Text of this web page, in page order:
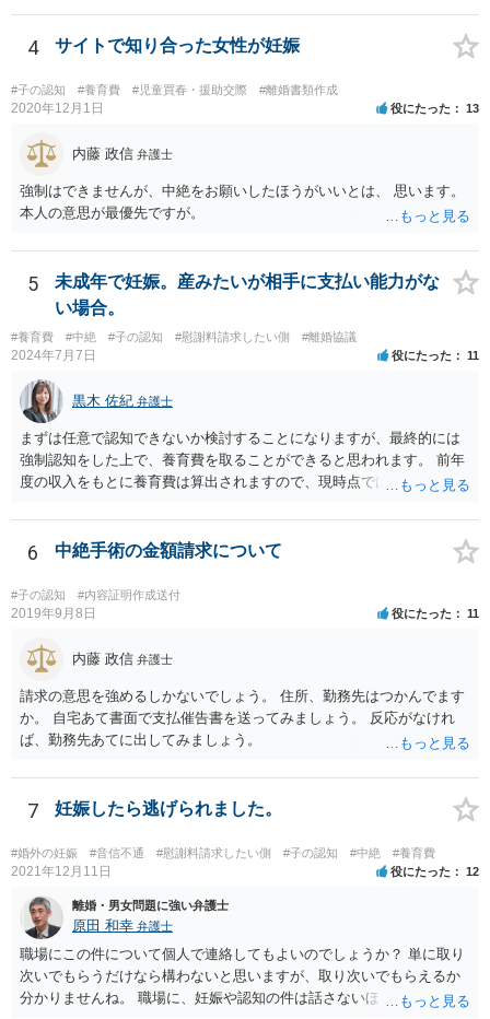
4 サイトで知り合った女性が妊娠
#子の認知 #養育費 #児童買春・援助交際 #離婚書類作成
2020年12月1日 役にたった 13
内藤 政信 弁護士
強制はできませんが、中絶をお願いしたほうがいいとは、 思います。
本人の意思が最優先ですが。
5
未成年で妊娠。産みたいが相手に支払い能力がな
い場合。
#養育費 #中絶 #子の認知 #慰謝料請求したい側 #離婚協議
2024年7月7日 役にたった 11
黒木 佐紀 弁護士
まずは任意で認知できないか検討することになりますが、最終的には
強制認知をした上で、養育費を取ることができると思われます。 前年
度の収入をもとに養育費は算出されますので、現時点では少額しか取
育費の増額調停を起こすこともできます。 仮に中絶する場合でも、相
手方が妊娠について話し合いをしっかりしてくれない場合には、慰謝
料請求などもできる可能性があります。 いずれにせよ、親御さんとの
関わりが不可欠となると思われますので、一度話し合った上で、法律
事務所へ早めのご相談をされたほうがよろしいかと思います。
6 中絶手術の金額請求について
#子の認知 #内容証明作成送付
2019年9月8日 役にたった 11
内藤 政信 弁護士
請求の意思を強めるしかないでしょう。 住所、勤務先はつかんでます
か。 自宅あて書面で支払催告書を送ってみましょう。 反応がなけれ
ば、勤務先あてに出してみましょう。
7 妊娠したら逃げられました。
#婚外の妊娠 #音信不通 #慰謝料請求したい側 #子の認知 #中絶 #養育費
2021年12月11日 役にたった 12
離婚・男女問題に強い弁護士
原田 和幸 弁護士
職場にこの件について個人で連絡してもよいのでしょうか？ 単に取り
次いでもらうだけなら構わないと思いますが、取り次いでもらえるか
分かりませんね。 職場に、妊娠や認知の件は話さないほうがよいと思